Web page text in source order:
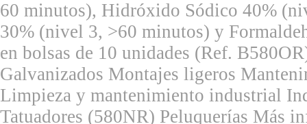
60 minutos), Hidróxido Sódico 40%
30% (nivel 3, >60 minutos) y
en bolsas de 10 unidades (Ref.
Galvanizados Montajes ligeros
Limpieza y mantenimiento industrial
Tatuadores (580NR) Peluquerías Más